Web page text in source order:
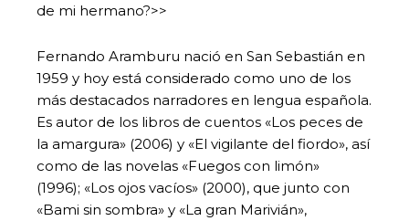
de mi hermano?>>
Fernando Aramburu nació en San Sebastián en
1959 y hoy está considerado como uno de los
más destacados narradores en lengua española.
Es autor de los libros de cuentos «Los peces de
la amargura» (2006) y «El vigilante del fiordo», así
como de las novelas «Fuegos con limón»
(1996); «Los ojos vacíos» (2000), que junto con
«Bami sin sombra» y «La gran Marivián»,